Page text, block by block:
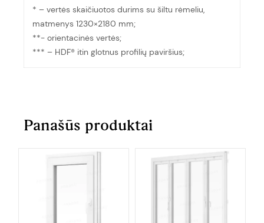
* – vertės skaičiuotos durims su šiltu rėmeliu,
matmenys 1230×2180 mm;
**- orientacinės vertės;
*** – HDF® itin glotnus profilių paviršius;
Panašūs produktai